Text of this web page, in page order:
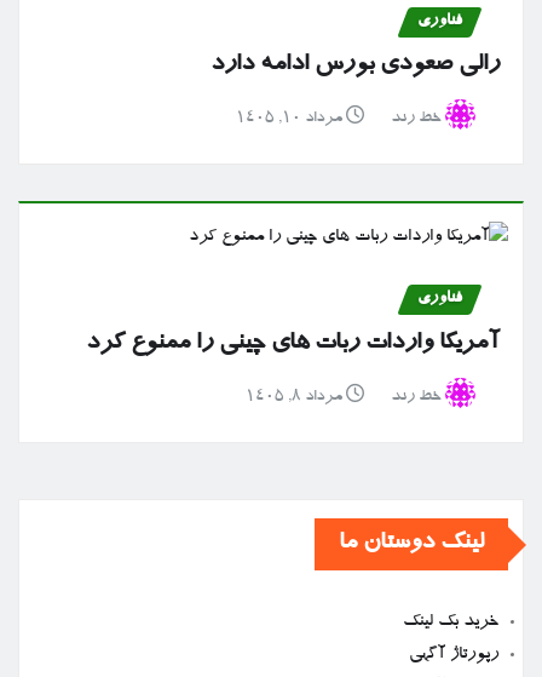
فناوری
رالی صعودی بورس ادامه دارد
خط رند مرداد ۱۰, ۱۴۰۵
فناوری
آمریکا واردات ربات های چینی را ممنوع کرد
خط رند مرداد ۸, ۱۴۰۵
لینک دوستان ما
خرید بک لینک
رپورتاژ آگهی